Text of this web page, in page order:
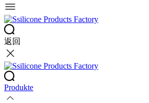
返回
Produkte